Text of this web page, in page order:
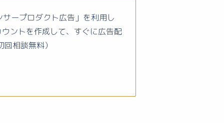
ープロダクト広告」を利用し
ントを作成して、すぐに広告配
相談無料）